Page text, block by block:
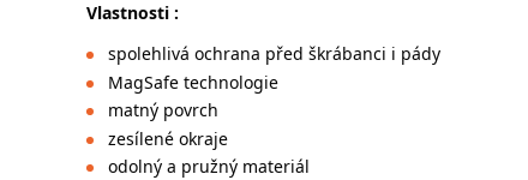
Vlastnosti :
spolehlivá ochrana před škrábanci i pády
MagSafe technologie
matný povrch
zesílené okraje
odolný a pružný materiál